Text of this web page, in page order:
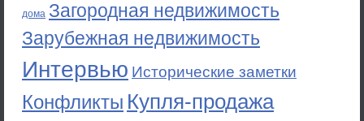
дома Загородная недвижимость
Зарубежная недвижимость
Интервью Исторические заметки
Конфликты Купля-продажа